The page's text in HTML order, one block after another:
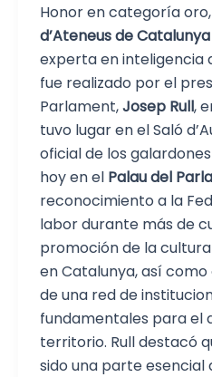
Honor en categoría
d’Ateneus de Catalunya
experta en inteligencia
fue realizado por el
Parlament,Josep Rull,
tuvo lugar en el Saló
oficial de los
hoy en el Palau del
reconocimiento a la
labor durante más de
promoción de la
en Catalunya, así
de una red de
fundamentales para el
territorio. Rull destacó
sido una parte esencial